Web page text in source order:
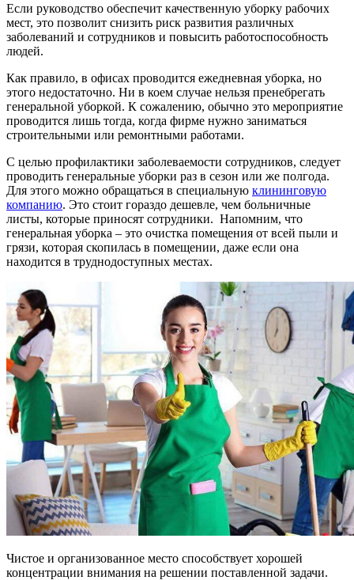
Если руководство обеспечит качественную уборку рабочих
мест, это позволит снизить риск развития различных
заболеваний и сотрудников и повысить работоспособность
людей.
Как правило, в офисах проводится ежедневная уборка, но
этого недостаточно. Ни в коем случае нельзя пренебрегать
генеральной уборкой. К сожалению, обычно это мероприятие
проводится лишь тогда, когда фирме нужно заниматься
строительными или ремонтными работами.
С целью профилактики заболеваемости сотрудников, следует
проводить генеральные уборки раз в сезон или же полгода.
Для этого можно обращаться в специальную клининговую
компанию. Это стоит гораздо дешевле, чем больничные
листы, которые приносят сотрудники. Напомним, что
генеральная уборка – это очистка помещения от всей пыли и
грязи, которая скопилась в помещении, даже если она
находится в труднодоступных местах.
Чистое и организованное место способствует хорошей
концентрации внимания на решении поставленной задачи.